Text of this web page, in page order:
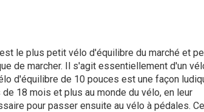
le plus petit vélo d'équilibre du marché et
de marcher. Il s'agit essentiellement d'un
d'équilibre de 10 pouces est une façon
18 mois et plus au monde du vélo, en leur
pour passer ensuite au vélo à pédales.